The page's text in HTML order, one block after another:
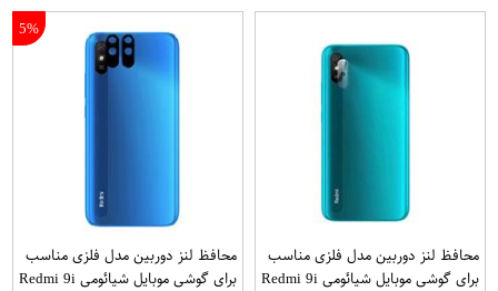
محافظ لنز دوربین مدل فلزی مناسب
برای گوشی موبایل شیائومی Redmi 9i
5%
محافظ لنز دوربین مدل فلزی مناسب
برای گوشی موبایل شیائومی Redmi 9i